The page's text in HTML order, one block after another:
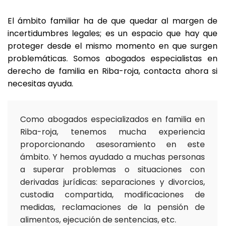
El ámbito familiar ha de que quedar al margen de
incertidumbres legales; es un espacio que hay que
proteger desde el mismo momento en que surgen
problemáticas. Somos abogados especialistas en
derecho de familia en Riba-roja, contacta ahora si
necesitas ayuda.
Como abogados especializados en familia en
Riba-roja, tenemos mucha experiencia
proporcionando asesoramiento en este
ámbito. Y hemos ayudado a muchas personas
a superar problemas o situaciones con
derivadas jurídicas: separaciones y divorcios,
custodia compartida, modificaciones de
medidas, reclamaciones de la pensión de
alimentos, ejecución de sentencias, etc.